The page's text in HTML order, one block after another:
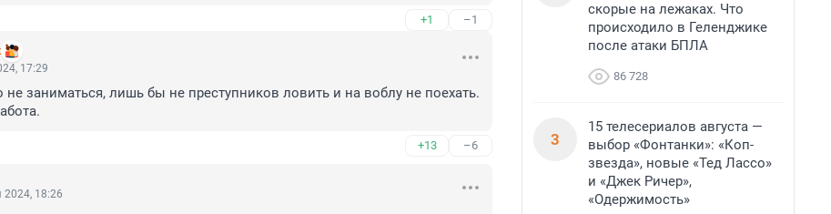
+1 –1
17:29
заниматься, лишь бы не преступников ловить и на воблу не поехать.
+13 –6
2024, 18:26
скорые на лежаках. Что
происходило в Геленджике
после атаки БПЛА
86 728
3
15 телесериалов августа —
выбор «Фонтанки»: «Коп-
звезда», новые «Тед Лассо»
и «Джек Ричер»,
«Одержимость»